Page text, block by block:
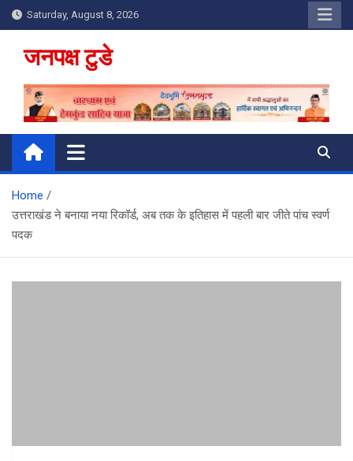
Skip
to
content
Saturday, August 8, 2026
जनपक्ष टुडे
Home
उत्तराखंड ने बनाया नया रिकॉर्ड, अब तक के इतिहास में पहली बार जीते पांच स्वर्ण
पदक